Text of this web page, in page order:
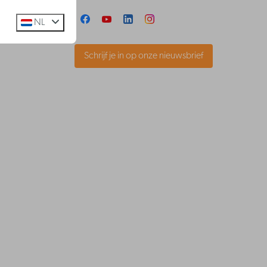
Schrijf je in op onze nieuwsbrief
NL